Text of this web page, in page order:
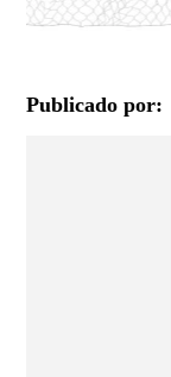
Publicado por: